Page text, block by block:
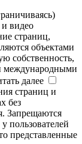
видео
страниц,
объектами
собственность,
международными
далее
страниц и
без
Запрещаются
пользователей
представленные